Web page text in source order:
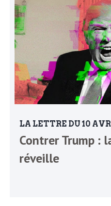
o
m
U
S
A
L
r
d
s
LA LETTRE DU 10
Contrer Trump :
réveille